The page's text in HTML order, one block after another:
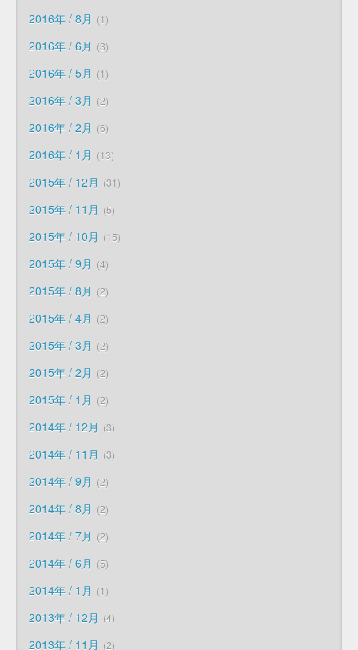
2016年 / 8月 1
2016年 / 6月 3
2016年 / 5月 1
2016年 / 3月 2
2016年 / 2月 6
2016年 / 1月 13
2015年 / 12月 31
2015年 / 11月 5
2015年 / 10月 15
2015年 / 9月 4
2015年 / 8月 2
2015年 / 4月 2
2015年 / 3月 2
2015年 / 2月 2
2015年 / 1月 2
2014年 / 12月 3
2014年 / 11月 3
2014年 / 9月 2
2014年 / 8月 2
2014年 / 7月 2
2014年 / 6月 5
2014年 / 1月 1
2013年 / 12月 4
2013年 / 11月 2